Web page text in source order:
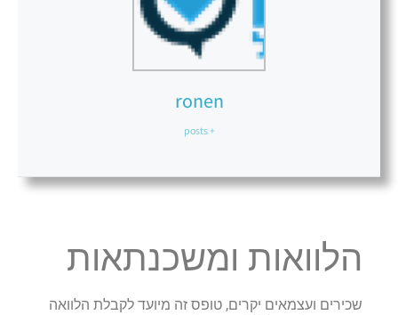
ronen
+ posts
הלוואות ומשכנתאות
שכירים ועצמאים יקרים, טופס זה מיועד לקבלת הלוואה